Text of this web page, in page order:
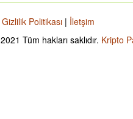
Gizlilik Politikası | İletşim
2021 Tüm hakları saklıdır. Kripto